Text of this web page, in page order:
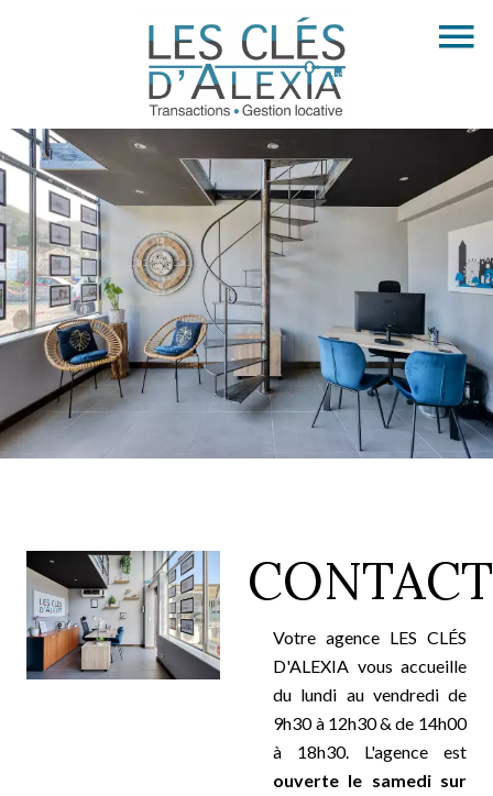
CONTACT
Votre agence LES CLÉS
D'ALEXIA vous accueille
du lundi au vendredi de
9h30 à 12h30 & de 14h00
à 18h30. L'agence est
ouverte le samedi sur